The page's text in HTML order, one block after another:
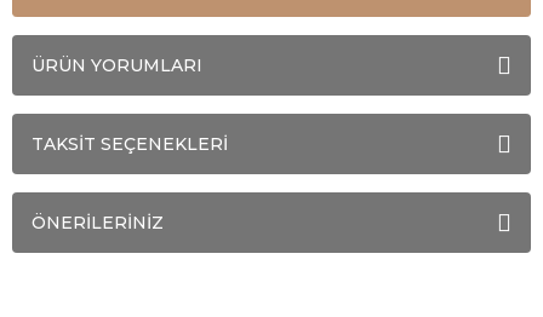
ÜRÜN YORUMLARI
TAKSİT SEÇENEKLERİ
ÖNERİLERİNİZ